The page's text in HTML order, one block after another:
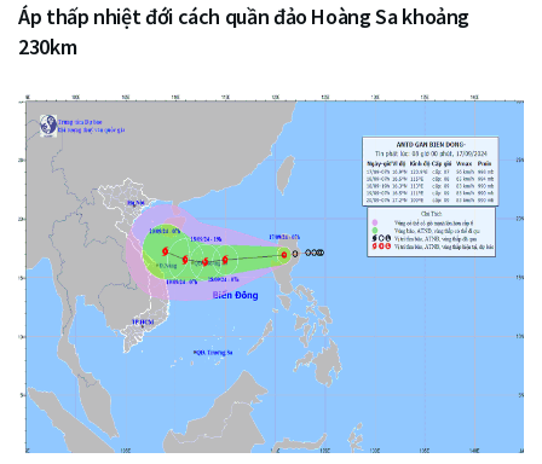
Áp thấp nhiệt đới cách quần đảo Hoàng Sa khoảng
230km